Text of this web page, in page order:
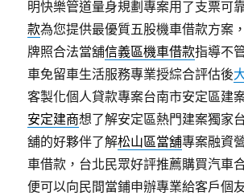
明快樂管道量身規劃專案用了支票可
款為您提供最優質五股機車借款方案
牌照合法當舖信義區機車借款指導不
車免留車生活服務專業授綜合評估後
客製化個人貸款專案台南市安定區建
安定建商想了解安定區熱門建案獨家
舖的好夥伴了解松山區當舖專案融資
車借款，台北民眾好評推薦購買汽車
便可以向民間當鋪申辦專業給客戶個